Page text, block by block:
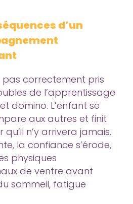
d’un
pas correctement pris
de l’apprentissage
domino. L’enfant se
aux autres et finit
n’y arrivera jamais.
la confiance s’érode,
physiques
de ventre avant
sommeil, fatigue